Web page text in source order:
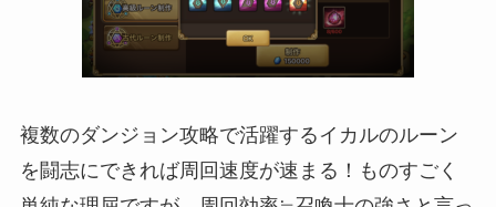
複数のダンジョン攻略で活躍するイカルのルーン
を闘志にできれば周回速度が速まる！ものすごく